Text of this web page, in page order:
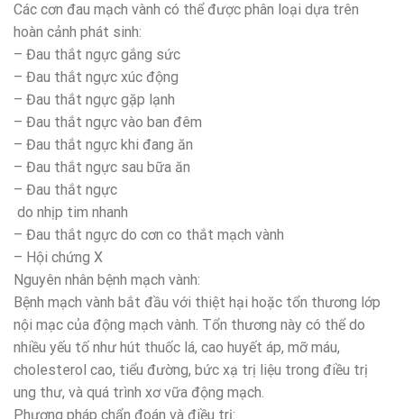
Các cơn đau mạch vành có thể được phân loại dựa trên
hoàn cảnh phát sinh:
– Đau thắt ngực gắng sức
– Đau thắt ngực xúc động
– Đau thắt ngực gặp lạnh
– Đau thắt ngực vào ban đêm
– Đau thắt ngực khi đang ăn
– Đau thắt ngực sau bữa ăn
– Đau thắt ngực
do nhịp tim nhanh
– Đau thắt ngực do cơn co thắt mạch vành
– Hội chứng X
Nguyên nhân bệnh mạch vành:
Bệnh mạch vành bắt đầu với thiệt hại hoặc tổn thương lớp
nội mạc của động mạch vành. Tổn thương này có thể do
nhiều yếu tố như hút thuốc lá, cao huyết áp, mỡ máu,
cholesterol cao, tiểu đường, bức xạ trị liệu trong điều trị
ung thư, và quá trình xơ vữa động mạch.
Phương pháp chẩn đoán và điều trị: